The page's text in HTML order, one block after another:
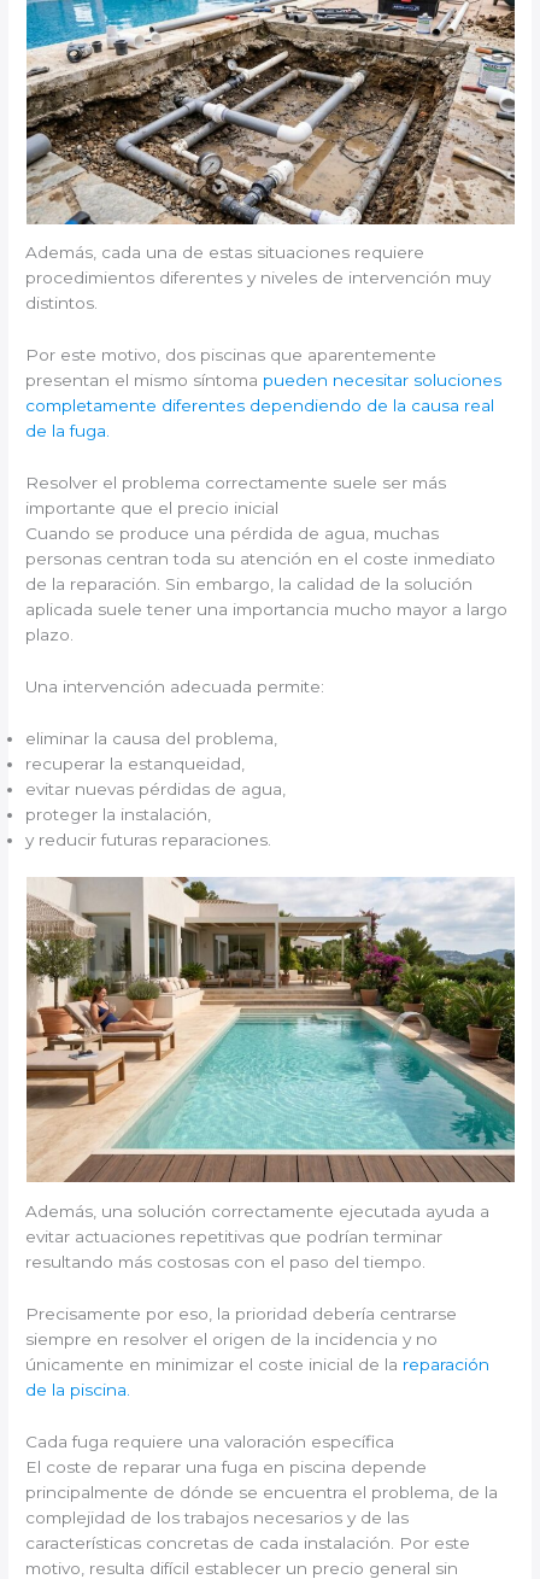
Además, cada una de estas situaciones requiere
procedimientos diferentes y niveles de intervención muy
distintos.
Por este motivo, dos piscinas que aparentemente
presentan el mismo síntoma pueden necesitar soluciones
completamente diferentes dependiendo de la causa real
de la fuga.
Resolver el problema correctamente suele ser más
importante que el precio inicial
Cuando se produce una pérdida de agua, muchas
personas centran toda su atención en el coste inmediato
de la reparación. Sin embargo, la calidad de la solución
aplicada suele tener una importancia mucho mayor a largo
plazo.
Una intervención adecuada permite:
eliminar la causa del problema,
recuperar la estanqueidad,
evitar nuevas pérdidas de agua,
proteger la instalación,
y reducir futuras reparaciones.
Además, una solución correctamente ejecutada ayuda a
evitar actuaciones repetitivas que podrían terminar
resultando más costosas con el paso del tiempo.
Precisamente por eso, la prioridad debería centrarse
siempre en resolver el origen de la incidencia y no
únicamente en minimizar el coste inicial de la reparación
de la piscina.
Cada fuga requiere una valoración específica
El coste de reparar una fuga en piscina depende
principalmente de dónde se encuentra el problema, de la
complejidad de los trabajos necesarios y de las
características concretas de cada instalación. Por este
motivo, resulta difícil establecer un precio general sin